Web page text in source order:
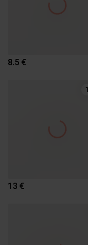
8.5 €
1
13 €